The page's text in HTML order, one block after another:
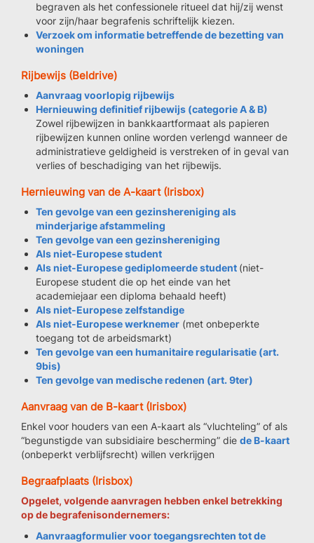
begraven als het confessionele ritueel dat hij/zij wenst
voor zijn/haar begrafenis schriftelijk kiezen.
Verzoek om informatie betreffende de bezetting van
woningen
Rijbewijs (Beldrive)
Aanvraag voorlopig rijbewijs
Hernieuwing definitief rijbewijs (categorie A & B)
Zowel rijbewijzen in bankkaartformaat als papieren
rijbewijzen kunnen online worden verlengd wanneer de
administratieve geldigheid is verstreken of in geval van
verlies of beschadiging van het rijbewijs.
Hernieuwing van de A-kaart (Irisbox)
Ten gevolge van een gezinshereniging als
minderjarige afstammeling
Ten gevolge van een gezinshereniging
Als niet-Europese student
Als niet-Europese gediplomeerde student (niet-
Europese student die op het einde van het
academiejaar een diploma behaald heeft)
Als niet-Europese zelfstandige
Als niet-Europese werknemer (met onbeperkte
toegang tot de arbeidsmarkt)
Ten gevolge van een humanitaire regularisatie (art.
9bis)
Ten gevolge van medische redenen (art. 9ter)
Aanvraag van de B-kaart (Irisbox)
Enkel voor houders van een A-kaart als “vluchteling” of als
“begunstigde van subsidiaire bescherming” die de B-kaart
(onbeperkt verblijfsrecht) willen verkrijgen
Begraafplaats (Irisbox)
Opgelet, volgende aanvragen hebben enkel betrekking
op de begrafenisondernemers:
Aanvraagformulier voor toegangsrechten tot de